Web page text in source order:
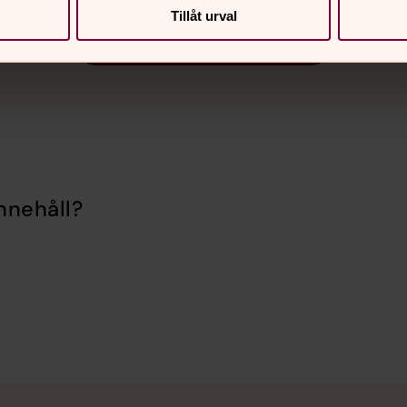
Tillåt urval
Se fler kommande händelser